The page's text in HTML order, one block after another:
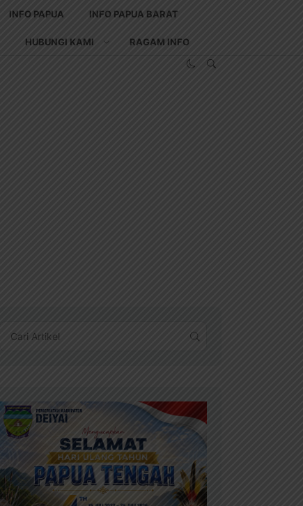
INFO PAPUA INFO PAPUA BARAT
HUBUNGI KAMI RAGAM INFO